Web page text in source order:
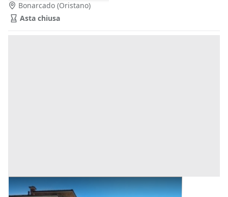
Bonarcado (Oristano)
Asta chiusa
Ville all'asta a Bonarcado